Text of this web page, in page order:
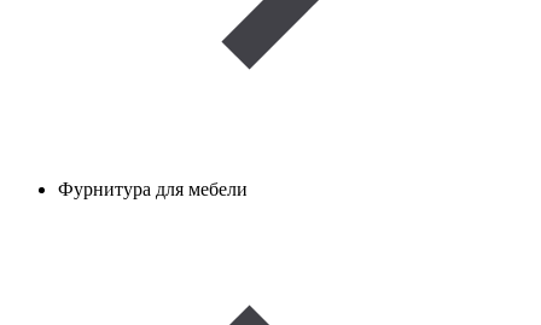
Фурнитура для мебели